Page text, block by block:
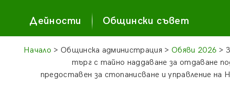
Дейности Общински съвет
Начало > Общинска администрация > Обяви 2026 >
търг с тайно наддаване за отдаване
предоставен за стопанисване и управление на